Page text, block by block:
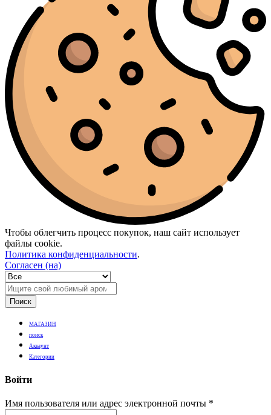
Чтобы облегчить процесс покупок, наш сайт использует
файлы cookie.
Политика конфиденциальности.
Согласен (на)
Поиск
МАГАЗИН
поиск
Аккаунт
Категории
Войти
Имя пользователя или адрес электронной почты *